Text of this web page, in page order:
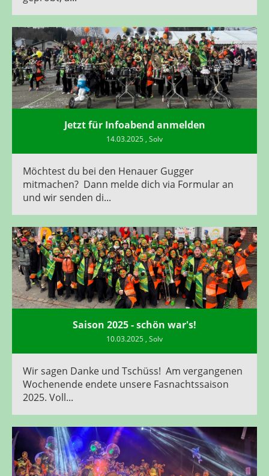
Jetzt für Infoabend anmelden
14.03.2025, Solv
Möchtest du bei den Henauer Gugger
mitmachen? Dann melde dich via Formular an
und wir senden di...
Saison 2025 - schön war's!
10.03.2025, Solv
Wir sagen Danke und Tschüss! Am vergangenen
Wochenende endete unsere Fasnachtssaison
2025. Voll...